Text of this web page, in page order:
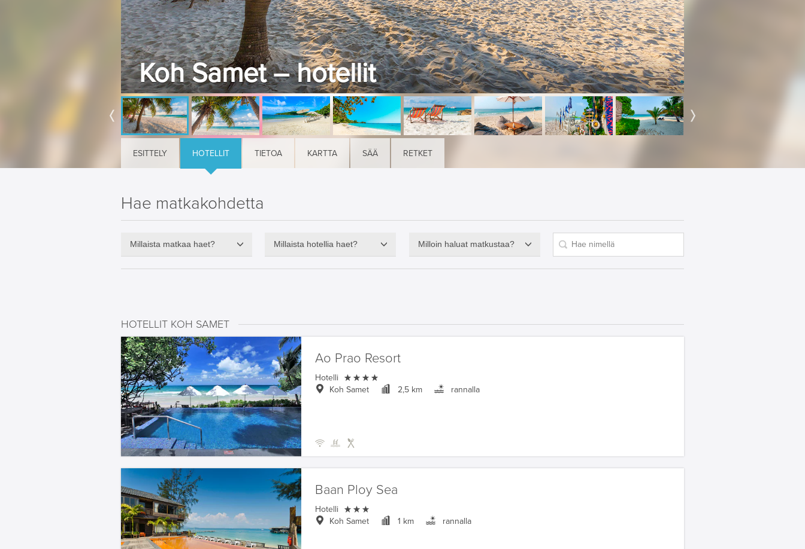
Koh Samet – hotellit
ESITTELY HOTELLIT TIETOA KARTTA SÄÄ RETKET
Hae matkakohdetta
Millaista matkaa haet? Millaista hotellia haet? Milloin haluat matkustaa?
HOTELLIT KOH SAMET
Ao Prao Resort
Hotelli 
Koh Samet 2,5 km rannalla
Baan Ploy Sea
Hotelli 
Koh Samet 1 km rannalla